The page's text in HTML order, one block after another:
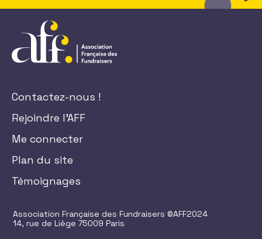
Contactez-nous !
Rejoindre l'AFF
Me connecter
Plan du site
Témoignages
Association Française des Fundraisers ©AFF2024
14, rue de Liège 75009 Paris